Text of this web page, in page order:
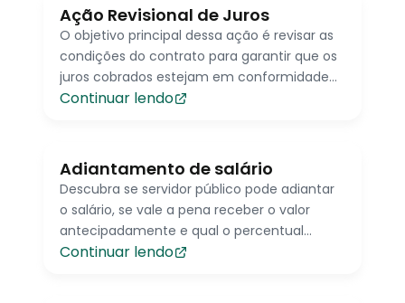
Ação Revisional de Juros
O objetivo principal dessa ação é revisar as
condições do contrato para garantir que os
juros cobrados estejam em conformidade
com a legislação vigente e não sejam
Continuar lendo
Adiantamento de salário
Descubra se servidor público pode adiantar
o salário, se vale a pena receber o valor
antecipadamente e qual o percentual
permitido
Continuar lendo